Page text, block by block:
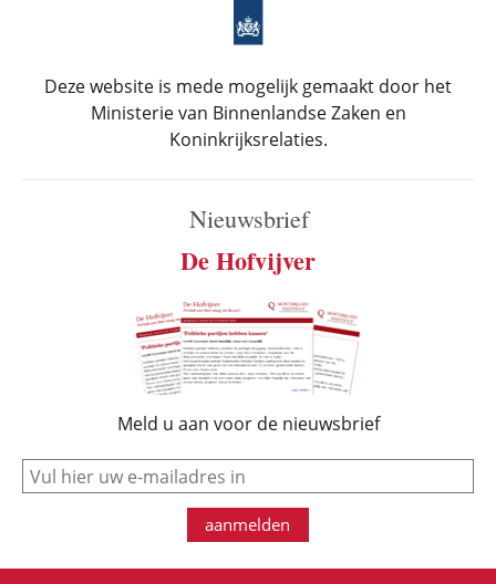
Deze website is mede mogelijk gemaakt door het
Ministerie van Binnenlandse Zaken en
Koninkrijksrelaties.
Nieuwsbrief
De Hofvijver
Meld u aan voor de nieuwsbrief
e-mail
aanmelden